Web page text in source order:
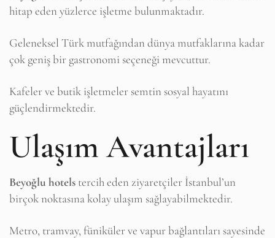
hitap eden yüzlerce işletme bulunmaktadır.
Geleneksel Türk mutfağından dünya mutfaklarına kadar
çok geniş bir gastronomi seçeneği mevcuttur.
Kafeler ve butik işletmeler semtin sosyal hayatını
güçlendirmektedir.
Ulaşım Avantajları
Beyoğlu hotels tercih eden ziyaretçiler İstanbul’un
birçok noktasına kolay ulaşım sağlayabilmektedir.
Metro, tramvay, füniküler ve vapur bağlantıları sayesinde